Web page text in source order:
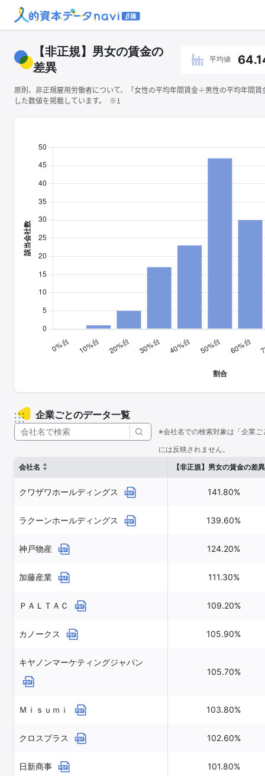
【非正規】男女の賃金の
差異
平均値
原則、非正規雇用労働者について、「女性の平均年間賃金÷男性の平均年間
した数値を掲載しています。 ※1
企業ごとのデータ一覧
※会社名での検索対象は「企業
には反映されません。
会社名
【非正規】男女の賃金の差異
クワザワホールディングス 141.80%
ラクーンホールディングス 139.60%
神戸物産 124.20%
加藤産業 111.30%
ＰＡＬＴＡＣ 109.20%
カノークス 105.90%
キヤノンマーケティングジャパン
105.70%
Ｍｉｓｕｍｉ 103.80%
クロスプラス 102.60%
日新商事 101.80%